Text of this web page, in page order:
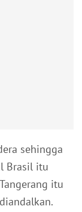
sehingga
Brasil itu
itu